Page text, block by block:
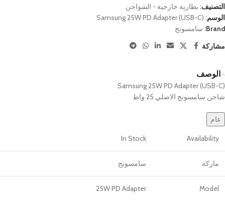
التصنيف: بطارية خارجية - الشواحن
الوسم: Samsung 25W PD Adapter (USB-C)
Brand: سامسونج
مشاركة
الوصف
Samsung 25W PD Adapter (USB-C)
شاحن سامسونج الاصلي 25 واط
عام
Availability
In Stock
ماركة سامسونج
Model
25W PD Adapter